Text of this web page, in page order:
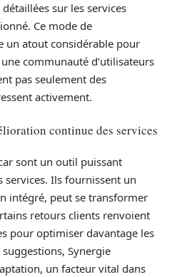
sur les services
Ce mode de
un atout considérable pour
communauté d’utilisateurs
pas seulement des
activement.
continue des services
sont un outil puissant
services. Ils fournissent un
intégré, peut se transformer
retours clients renvoient
pour optimiser davantage les
Synergie
un facteur vital dans